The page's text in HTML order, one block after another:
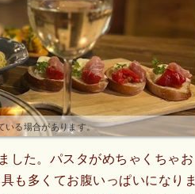
いる場合があります。
した。パスタがめちゃくちゃお
も多くてお腹いっぱいになりま